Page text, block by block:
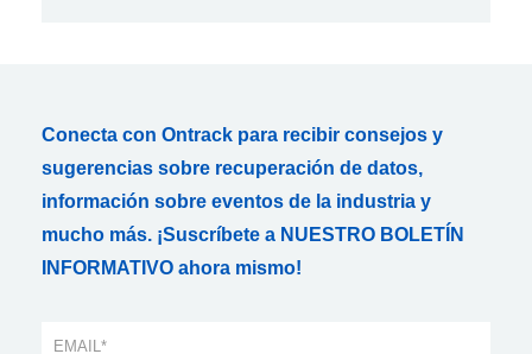
Conecta con Ontrack para recibir consejos y
sugerencias sobre recuperación de datos,
información sobre eventos de la industria y
mucho más. ¡Suscríbete a NUESTRO BOLETÍN
INFORMATIVO ahora mismo!